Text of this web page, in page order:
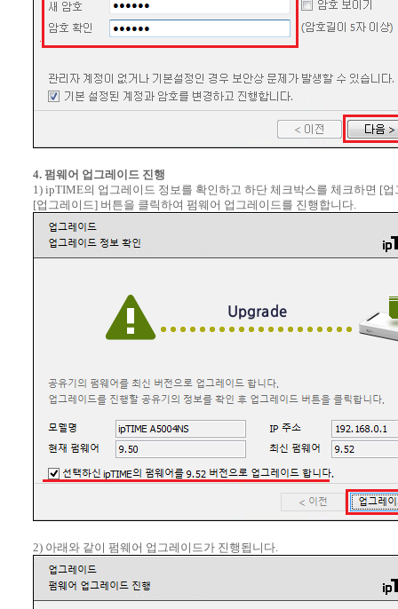
4. 펌웨어 업그레이드 진행
1) ipTIME의 업그레이드 정보를 확인하고 하단 체크박스를 체크하면 [
[업그레이드] 버튼을 클릭하여 펌웨어 업그레이드를 진행합니다.
2) 아래와 같이 펌웨어 업그레이드가 진행됩니다.